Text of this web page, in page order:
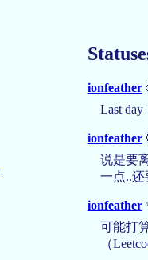
ionfeather
Last
ionfeather
说是要
一点..
ionfeather
可能打
（